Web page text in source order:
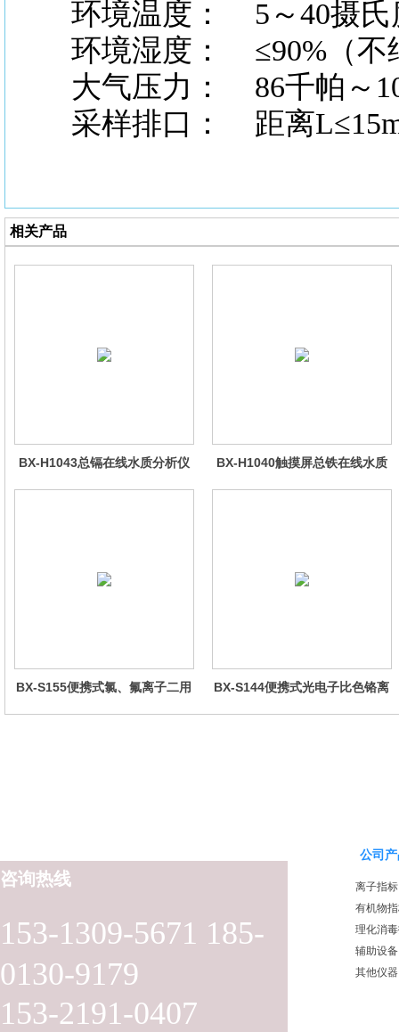
环境温度：
5～40摄氏
环境湿度：
≤90%（不
大气压力：
86千帕～
采样排口：
距离
相关产品
BX-H1043总镉在线水质分析仪
BX-H1040触摸屏总铁在线水质
BX-S155便携式氯、氟离子二用
BX-S144便携式光电子比色铬离
153-1309-5671 185-
0130-9179
153-2191-0407
咨询热线
公司
离子指标
有机物
理化消
辅助设备
其他仪器